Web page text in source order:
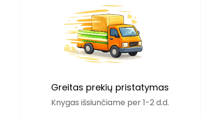
Greitas prekių pristatymas
Knygas išsiunčiame per 1-2 d.d.